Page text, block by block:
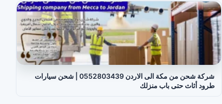
شركة شحن من مكة الى الاردن 0552803439 | شحن سيارات
طرود أثاث حتى باب منزلك